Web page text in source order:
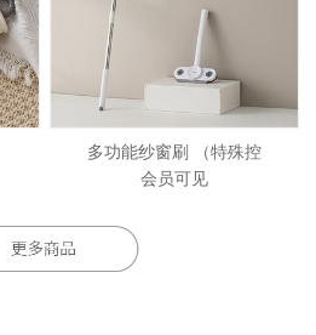
多功能纱窗刷 （特殊控
会员可见